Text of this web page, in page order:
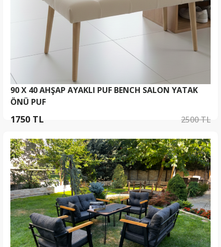
90 X 40 AHŞAP AYAKLI PUF BENCH SALON YATAK
ÖNÜ PUF
2500 TL
1750 TL